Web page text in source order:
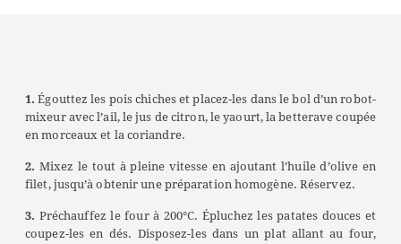
1. Égouttez les pois chiches et placez-les dans le bol d’un robot-
mixeur avec l’ail, le jus de citron, leyaourt, la betterave coupée
en morceaux et la coriandre.
2. Mixez le tout à pleine vitesse en ajoutant l’huile d’olive en
filet, jusqu’à obtenir une préparation homogène. Réservez.
3. Préchauffez le four à 200°C. Épluchez les patates douces et
coupez-les en dés. Disposez-lesdans un plat allant au four,